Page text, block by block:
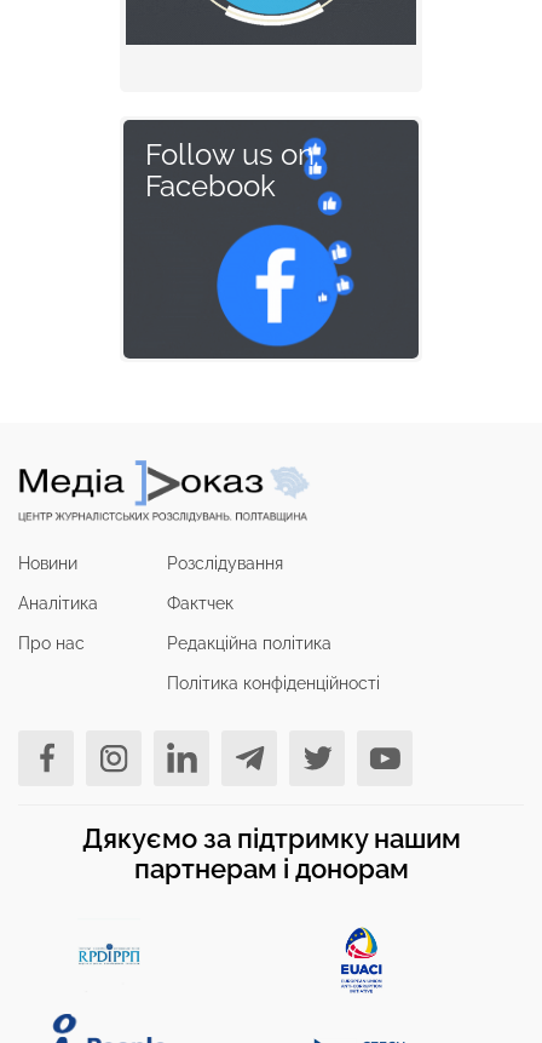
Follow us on
Facebook
Новини
Аналітика
Про нас
Розслідування
Фактчек
Редакційна політика
Політика конфіденційності
Дякуємо за підтримку нашим
партнерам і донорам